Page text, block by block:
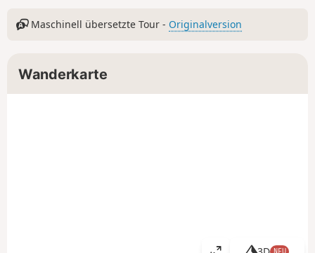
Maschinell übersetzte Tour - Originalversion
Wanderkarte